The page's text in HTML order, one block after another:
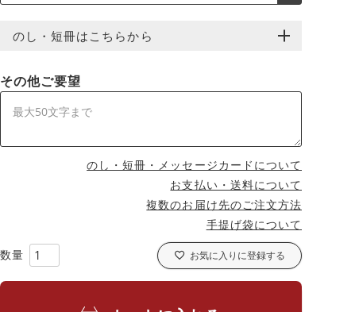
のし・短冊はこちらから
その他ご要望
のし・短冊・メッセージカードについて
お支払い・送料について
複数のお届け先のご注文方法
手提げ袋について
お気に入りに登録する